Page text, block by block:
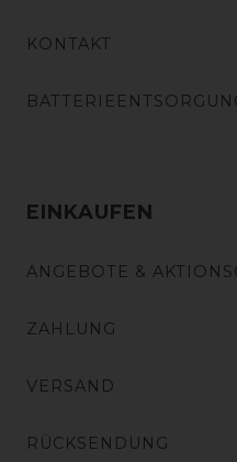
KONTAKT
EINKAUFEN
ANGEBOTE &
ZAHLUNG
VERSAND
RÜCKSENDUNG